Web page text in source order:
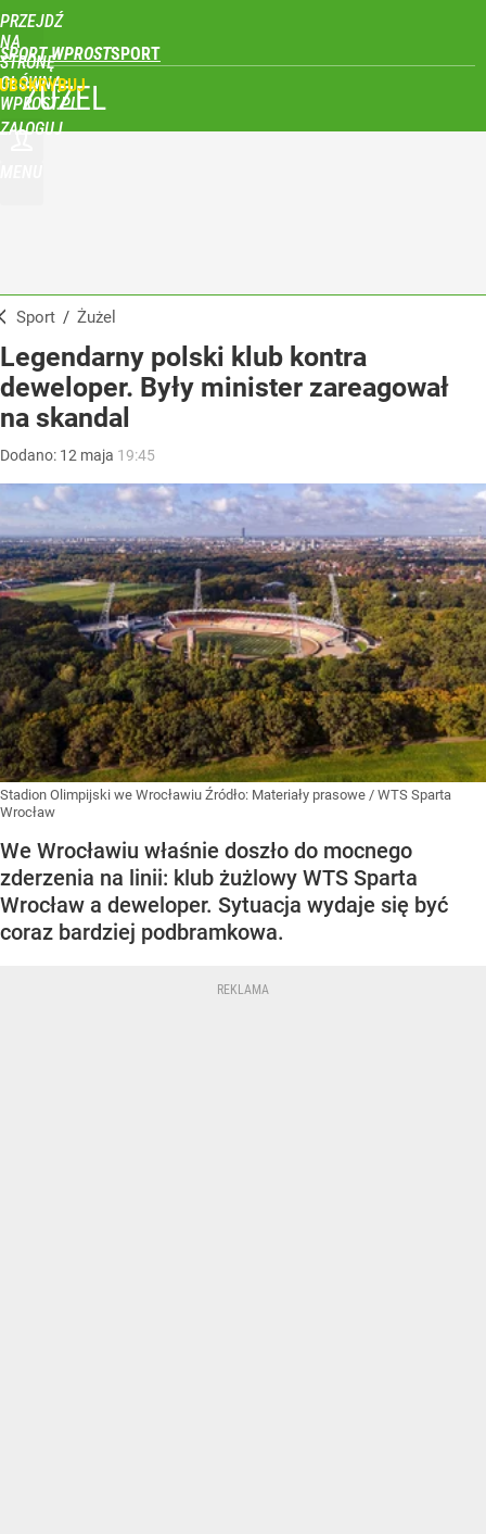
PRZEJDŹ
NA
STRONĘ
GŁÓWNĄ
WPROST.PL
SPORT WPROST
ZALOGUJ
ŻUŻEL
Sport / Żużel
Legendarny polski klub kontra
deweloper. Były minister zareagował
na skandal
Dodano: 12 maja 19:45
Stadion Olimpijski we Wrocławiu Źródło: Materiały prasowe / WTS Sparta
Wrocław
We Wrocławiu właśnie doszło do mocnego
zderzenia na linii: klub żużlowy WTS Sparta
Wrocław a deweloper. Sytuacja wydaje się być
coraz bardziej podbramkowa.